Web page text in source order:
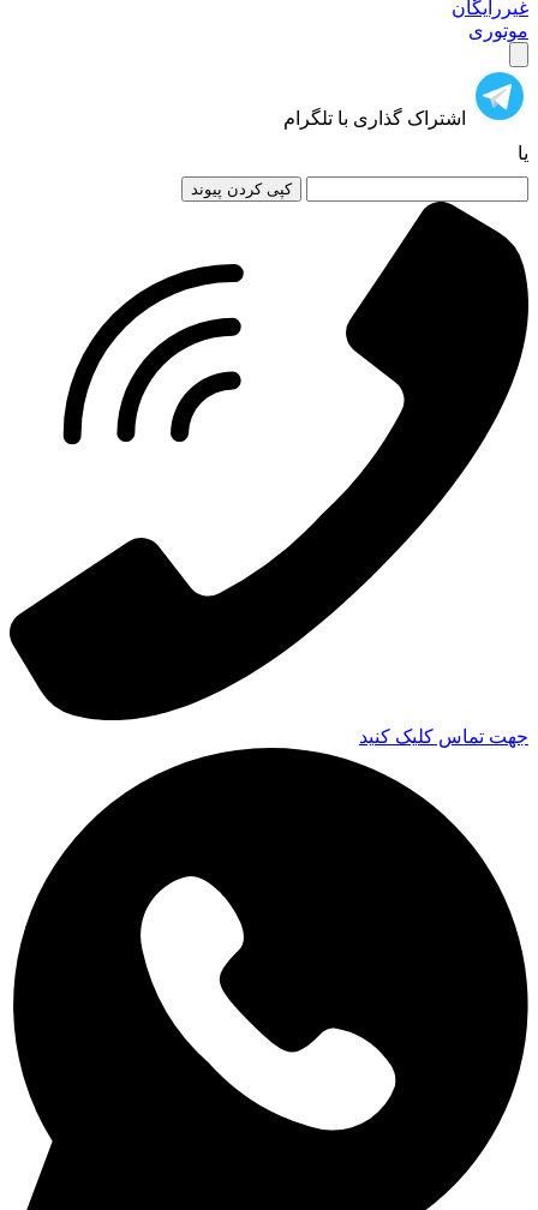
غیررایگان
موتوری
اشتراک گذاری با تلگرام
یا
کپی کردن پیوند
جهت تماس کلیک کنید